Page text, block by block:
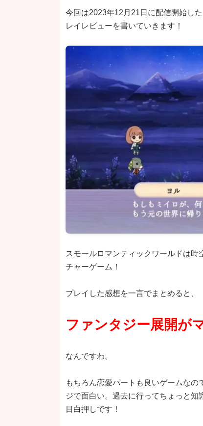
今回は2023年12月21日に配信開始した
レイレビューを書いていきます！
スモールロマンティックワールドは
チャーゲーム！
プレイした感想を一言でまとめると、
ファンタジー展開が
なんですわ。
もちろん恋愛パートも良いゲームなの
ジで面白い。過去に行ってちょっと
目白押しです！